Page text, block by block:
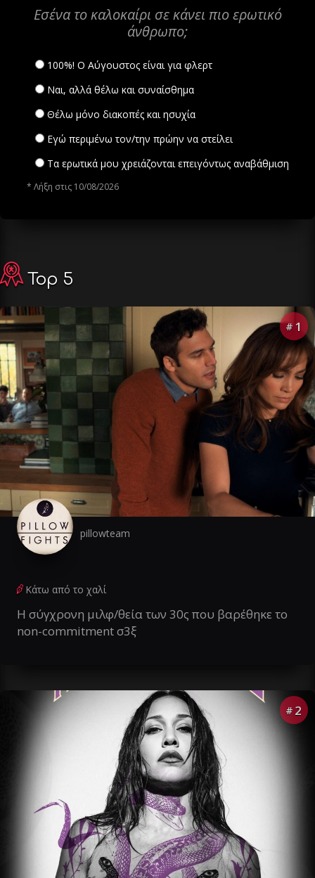
Εσένα το καλοκαίρι σε κάνει πιο ερωτικό
άνθρωπο;
100%! Ο Αύγουστος είναι για φλερτ
Ναι, αλλά θέλω και συναίσθημα
Θέλω μόνο διακοπές και ησυχία
Εγώ περιμένω τον/την πρώην να στείλει
Τα ερωτικά μου χρειάζονται επειγόντως αναβάθμιση
* Λήξη στις 10/08/2026
Top 5
# 1
pillowteam
Κάτω από το χαλί
Η σύγχρονη μιλφ/θεία των 30ς που βαρέθηκε το
non-commitment σ3ξ
# 2